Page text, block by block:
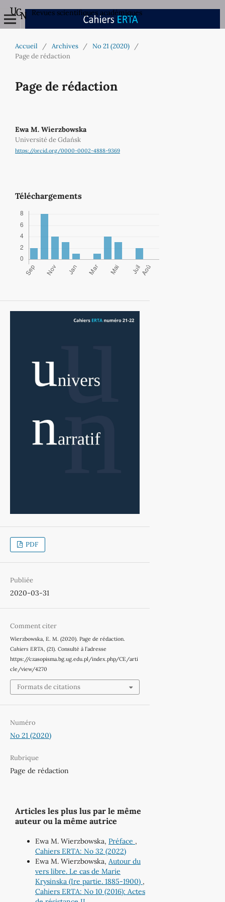
Revues scientifiques académiques
Accueil / Archives / No 21 (2020)
/
Page de rédaction
Page de rédaction
Ewa M. Wierzbowska
Université de Gdańsk
https://orcid.org/0000-0002-4888-9369
Téléchargements
PDF
Publiée
2020-03-31
Comment citer
Wierzbowska, E. M. (2020). Page de rédaction.
Cahiers ERTA, (21). Consulté à l’adresse
https://czasopisma.bg.ug.edu.pl/index.php/CE/arti
cle/view/4270
Formats de citations
Numéro
No 21 (2020)
Rubrique
Page de rédaction
Articles les plus lus par le même
auteur ou la même autrice
Ewa M. Wierzbowska, Préface ,
Cahiers ERTA: No 32 (2022)
Ewa M. Wierzbowska, Autour du
vers libre. Le cas de Marie
Krysinska (Ire partie. 1885-1900) ,
Cahiers ERTA: No 10 (2016): Actes